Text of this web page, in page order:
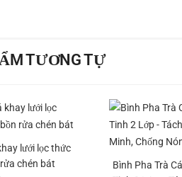
TƯƠNG TỰ
lưới lọc thức
chén bát
Bình Pha Trà